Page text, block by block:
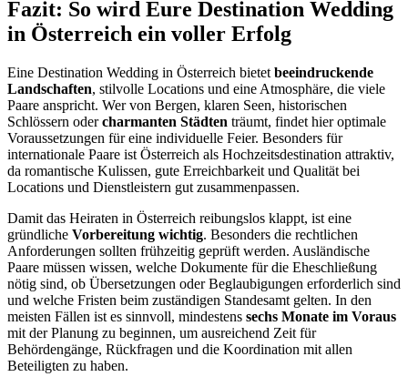
Fazit: So wird Eure Destination Wedding
in Österreich ein voller Erfolg
Eine Destination Wedding in Österreich bietet beeindruckende
Landschaften, stilvolle Locations und eine Atmosphäre, die viele
Paare anspricht. Wer von Bergen, klaren Seen, historischen
Schlössern odercharmanten Städten träumt, findet hier optimale
Voraussetzungen für eine individuelle Feier. Besonders für
internationale Paare ist Österreich als Hochzeitsdestination attraktiv,
da romantische Kulissen, gute Erreichbarkeit und Qualität bei
Locations und Dienstleistern gut zusammenpassen.
Damit das Heiraten in Österreich reibungslos klappt, ist eine
gründliche Vorbereitung wichtig. Besonders die rechtlichen
Anforderungen sollten frühzeitig geprüft werden. Ausländische
Paare müssen wissen, welche Dokumente für die Eheschließung
nötig sind, ob Übersetzungen oder Beglaubigungen erforderlich sind
und welche Fristen beim zuständigen Standesamt gelten. In den
meisten Fällen ist es sinnvoll, mindestens sechs Monate im Voraus
mit der Planung zu beginnen, um ausreichend Zeit für
Behördengänge, Rückfragen und die Koordination mit allen
Beteiligten zu haben.